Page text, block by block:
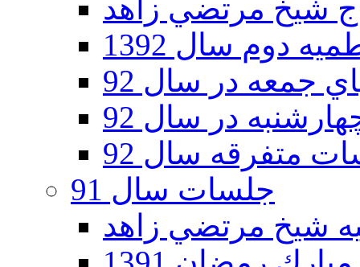
دوم سال 1392
جمعه در سال 92
در سال 92
متفرقه سال 92
جلسات سال 91